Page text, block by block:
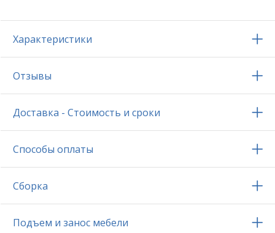
Характеристики
Отзывы
Доставка - Стоимость и сроки
Способы оплаты
Сборка
Подъем и занос мебели